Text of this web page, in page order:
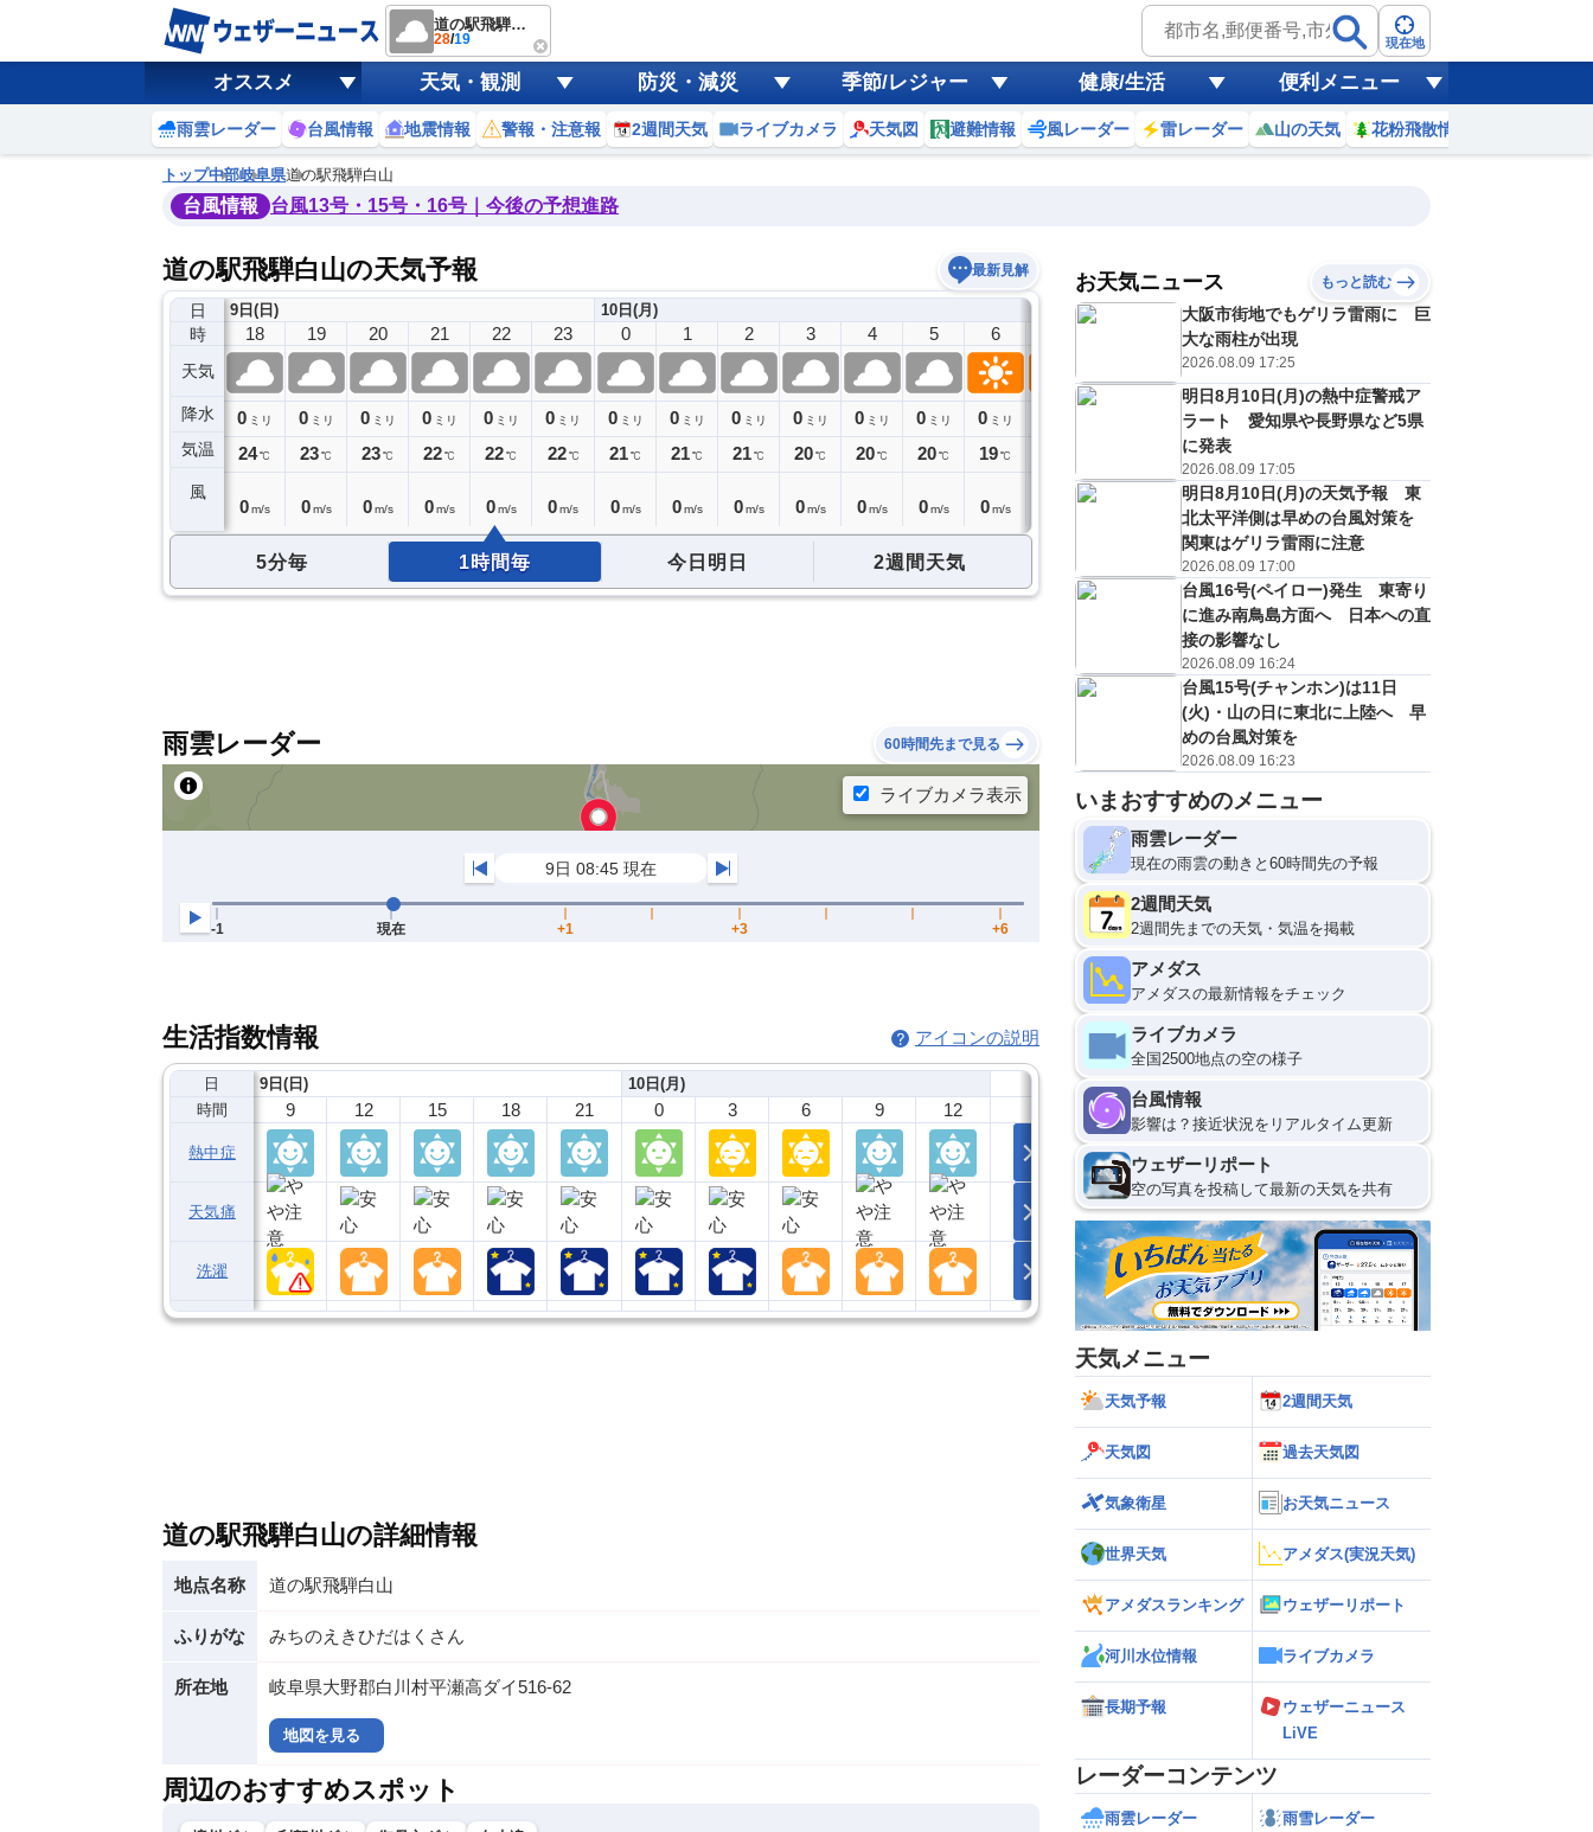
道の駅飛騨白山
28/19 現在地
オススメ 天気・観測 防災・減災 季節/レジャー 健康/生活 便利メニュー
雨雲レーダー 台風情報 地震情報 警報・注意報 2週間天気 ライブカメラ 天気図 避難情報 風レーダー 雷レーダー 山の天気 花粉飛散情報
トップ中部岐阜県道の駅飛騨白山
台風情報 台風13号・15号・16号｜今後の予想進路
道の駅飛騨白山の天気予報 最新見解
日
時
天気
降水
気温
風
9日(日)
17
0ミリ
24℃
18
0 ミリ
24℃
0 m/s
19
0 ミリ
23℃
0 m/s
20
0 ミリ
23℃
0 m/s
21
0 ミリ
22℃
0 m/s
22
0 ミリ
22℃
0 m/s
23
0 ミリ
22 ℃
0m/s
10日(月)
0
0 ミリ
21℃
0 m/s
1
0 ミリ
21℃
0 m/s
2
0 ミリ
21℃
0 m/s
3
0 ミリ
20℃
0 m/s
4
0 ミリ
20℃
0 m/s
5
0 ミリ
20℃
0 m/s
6
0 ミリ
19℃
0 m/s
9
ミリ
℃
m/s
10
0 ミリ
26
1 m/s
11
0ミリ
1 m/s
0ミリ
2m/s
0ミリ
2
5分毎 1時間毎 今日明日 2週間天気
雨雲レーダー 60時間先まで見る
生活指数情報 アイコンの説明
日
時間
熱中症
天気痛
洗濯
9日(日)
9 12 15 18 21
10日(月)
0 3 6 9 12
道の駅飛騨白山の詳細情報
地点名称 道の駅飛騨白山
ふりがな みちのえきひだはくさん
所在地 岐阜県大野郡白川村平瀬高ダイ516-62
地図を見る
周辺のおすすめスポット
お天気ニュース もっと読む
大阪市街地でもゲリラ雷雨に 巨
大な雨柱が出現
2026.08.09 17:25
明日8月10日(月)の熱中症警戒ア
ラート 愛知県や長野県など5県
に発表
2026.08.09 17:05
明日8月10日(月)の天気予報 東
北太平洋側は早めの台風対策を
関東はゲリラ雷雨に注意
2026.08.09 17:00
台風16号(ペイロー)発生 東寄り
に進み南鳥島方面へ 日本への直
接の影響なし
2026.08.09 16:24
台風15号(チャンホン)は11日
(火)・山の日に東北に上陸へ 早
めの台風対策を
2026.08.09 16:23
いまおすすめのメニュー
雨雲レーダー
現在の雨雲の動きと60時間先の予報
2週間天気
2週間先までの天気・気温を掲載
アメダス
アメダスの最新情報をチェック
ライブカメラ
全国2500地点の空の様子
台風情報
影響は？接近状況をリアルタイム更新
ウェザーリポート
空の写真を投稿して最新の天気を共有
天気メニュー
天気予報 2週間天気
天気図 過去天気図
気象衛星 お天気ニュース
世界天気 アメダス(実況天気)
アメダスランキング ウェザーリポート
河川水位情報 ライブカメラ
長期予報
ウェザーニュース
LiVE
レーダーコンテンツ
雨雲レーダー 雨雪レーダー